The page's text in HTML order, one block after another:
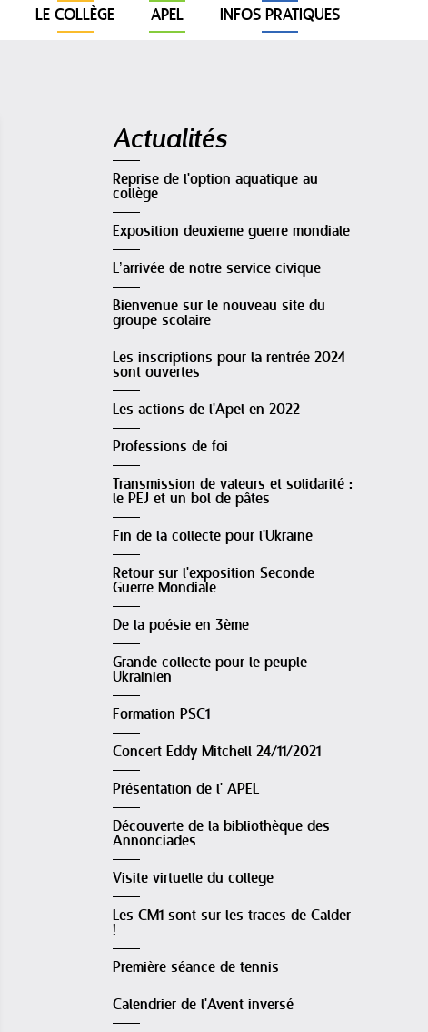
LE COLLÈGE APEL INFOS PRATIQUES
Actualités
Reprise de l'option aquatique au
collège
Exposition deuxieme guerre mondiale
L’arrivée de notre service civique
Bienvenue sur le nouveau site du
groupe scolaire
Les inscriptions pour la rentrée 2024
sont ouvertes
Les actions de l'Apel en 2022
Professions de foi
Transmission de valeurs et solidarité :
le PEJ et un bol de pâtes
Fin de la collecte pour l'Ukraine
Retour sur l'exposition Seconde
Guerre Mondiale
De la poésie en 3ème
Grande collecte pour le peuple
Ukrainien
Formation PSC1
Concert Eddy Mitchell 24/11/2021
Présentation de l' APEL
Découverte de la bibliothèque des
Annonciades
Visite virtuelle du college
Les CM1 sont sur les traces de Calder
!
Première séance de tennis
Calendrier de l'Avent inversé